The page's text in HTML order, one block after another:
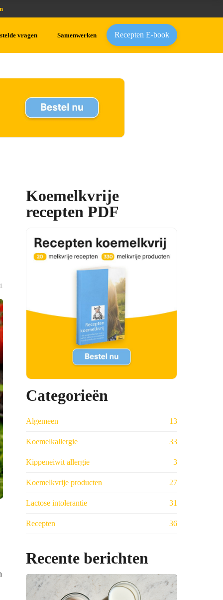
vragen Samenwerken Recepten E-book
Koemelkvrije
recepten PDF
Categorieën
Algemeen 13
Koemelkallergie 33
Kippeneiwit allergie 3
Koemelkvrije producten 27
Lactose intolerantie 31
Recepten 36
Recente berichten